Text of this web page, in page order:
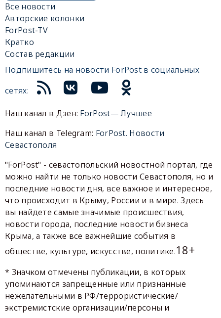
Все новости
Авторские колонки
ForPost-TV
Кратко
Состав редакции
Подпишитесь на новости ForPost в социальных
сетях:
Наш канал в Дзен: ForPost— Лучшее
Наш канал в Telegram: ForPost. Новости
Севастополя
"ForPost" - севастопольский новостной портал, где
можно найти не только новости Севастополя, но и
последние новости дня, все важное и интересное,
что происходит в Крыму, России и в мире. Здесь
вы найдете самые значимые происшествия,
новости города, последние новости бизнеса
Крыма, а также все важнейшие события в
обществе, культуре, искусстве, политике.18+
* Значком отмечены публикации, в которых
упоминаются запрещенные или признанные
нежелательными в РФ/террористические/
экстремистские организации/персоны и